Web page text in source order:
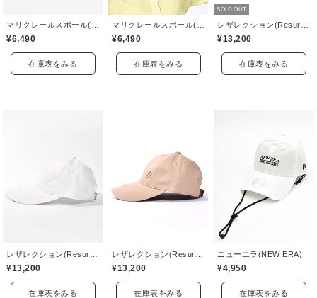
¥6,490
在庫表をみる
¥6,490
在庫表をみる
SOLD OUT
¥13,200
在庫表をみる
¥13,200
在庫表をみる
¥13,200
在庫表をみる
ニューエラ(NEW ERA)
¥4,950
在庫表をみる